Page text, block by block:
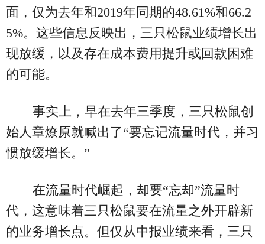
面，仅为去年和2019年同期的48.61%和66.2
5%。这些信息反映出，三只松鼠业绩增长出
现放缓，以及存在成本费用提升或回款困难
的可能。
事实上，早在去年三季度，三只松鼠创
始人章燎原就喊出了“要忘记流量时代，并习
惯放缓增长。”
在流量时代崛起，却要“忘却”流量时
代，这意味着三只松鼠要在流量之外开辟新
的业务增长点。但仅从中报业绩来看，三只